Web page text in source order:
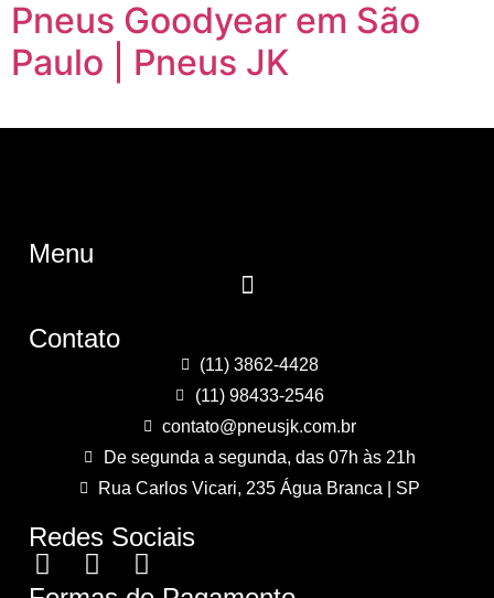
Pneus Goodyear em São
Paulo | Pneus JK
Menu
Contato
(11) 3862-4428
(11) 98433-2546
contato@pneusjk.com.br
De segunda a segunda, das 07h às 21h
Rua Carlos Vicari, 235 Água Branca | SP
Redes Sociais